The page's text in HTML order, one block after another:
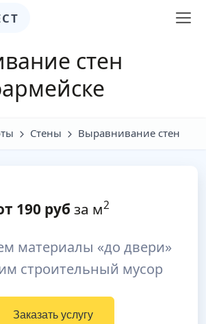
стен
Стены Выравнивание стен
190 руб за м2
материалы «до двери»
строительный мусор
Заказать услугу